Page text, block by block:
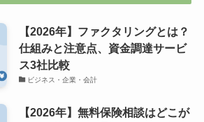
【2026年】ファクタリングとは？
仕組みと注意点、資金調達サービ
ス3社比較
ビジネス・企業・会計
【2026年】無料保険相談はどこが